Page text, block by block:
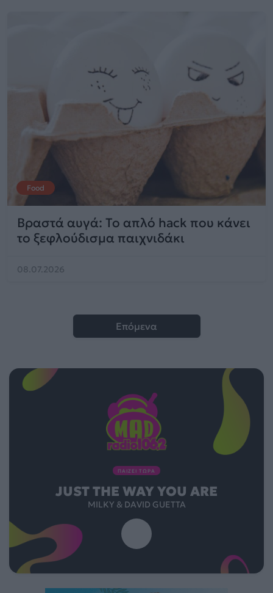
Food
Βραστά αυγά: Το απλό hack που κάνει
το ξεφλούδισμα παιχνιδάκι
08.07.2026
Επόμενα
ΠΑΙΖΕΙ ΤΩΡΑ
JUST THE WAY YOU ARE
MILKY & DAVID GUETTA